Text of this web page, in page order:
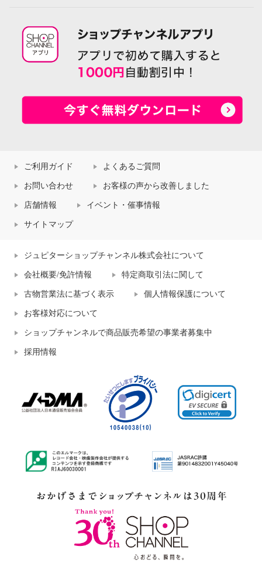
ご利用ガイド よくあるご質問
お問い合わせ お客様の声から改善しました
店舗情報 イベント・催事情報
サイトマップ
ジュピターショップチャンネル株式会社について
会社概要/免許情報 特定商取引法に関して
古物営業法に基づく表示 個人情報保護について
お客様対応について
ショップチャンネルで商品販売希望の事業者募集中
採用情報